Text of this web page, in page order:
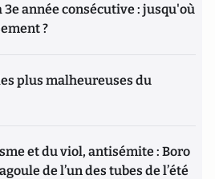
année consécutive : jusqu'où
?
plus malheureuses du
et du viol, antisémite : Boro
de l’un des tubes de l’été